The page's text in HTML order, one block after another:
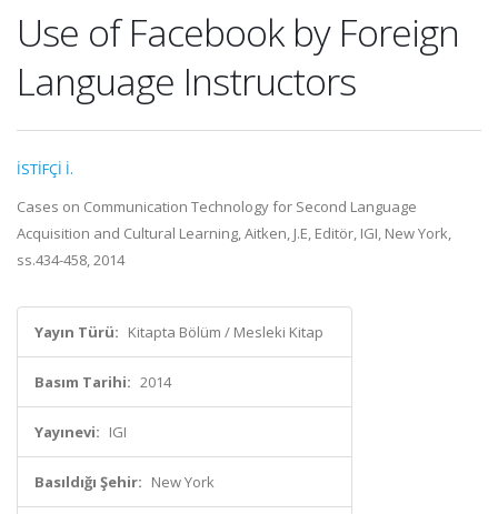
Use of Facebook by Foreign
Language Instructors
İSTİFÇİ İ.
Cases on Communication Technology for Second Language
Acquisition and Cultural Learning, Aitken, J.E, Editör, IGI, New York,
ss.434-458, 2014
Yayın Türü: Kitapta Bölüm / Mesleki Kitap
Basım Tarihi: 2014
Yayınevi: IGI
Basıldığı Şehir: New York